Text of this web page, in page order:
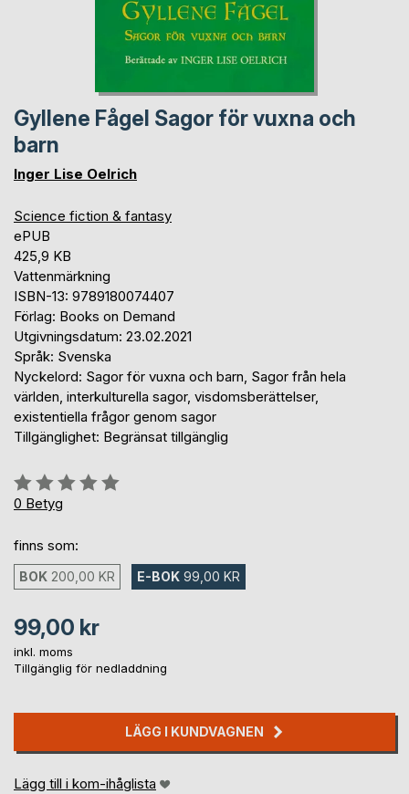
Gyllene Fågel Sagor för vuxna och
barn
Inger Lise Oelrich
Science fiction & fantasy
ePUB
425,9 KB
Vattenmärkning
ISBN-13: 9789180074407
Förlag: Books on Demand
Utgivningsdatum: 23.02.2021
Språk: Svenska
Nyckelord: Sagor för vuxna och barn, Sagor från hela
världen, interkulturella sagor, visdomsberättelser,
existentiella frågor genom sagor
Tillgänglighet: Begränsat tillgänglig
Betyg::
0%
0 Betyg
finns som:
BOK 200,00 KR E-BOK 99,00 KR
99,00 kr
inkl. moms
Tillgänglig för nedladdning
LÄGG I KUNDVAGNEN
Lägg till i kom-ihåglista